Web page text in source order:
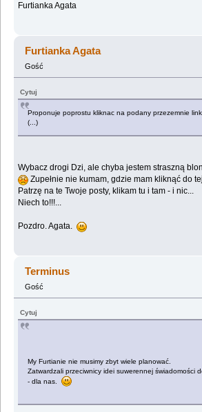
Furtianka Agata
Furtianka Agata
Gość
Cytuj
Proponuje poprostu kliknac na podany przezemnie
(...)
Wybacz drogi Dzi, ale chyba jestem straszną
Zupełnie nie kumam, gdzie mam kliknąć do
Patrzę na te Twoje posty, klikam tu i tam - i nic...
Niech to!!!...
Pozdro. Agata.
Terminus
Gość
Cytuj
My Furtianie nie musimy zbyt wiele planować.
Zatwardzali przeciwnicy idei suwerennej świadomości
- dla nas.